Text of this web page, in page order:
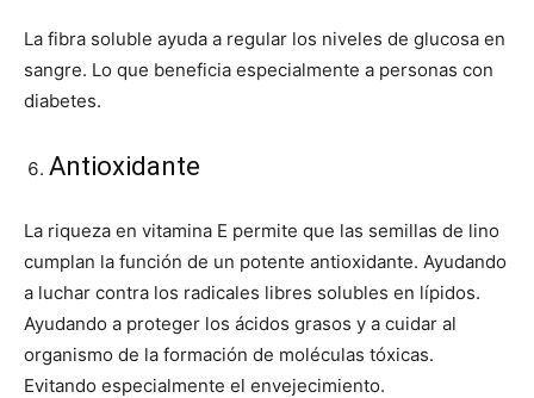
La fibra soluble ayuda a regular los niveles de glucosa en
sangre. Lo que beneficia especialmente a personas con
diabetes.
Antioxidante
La riqueza en vitamina E permite que las semillas de lino
cumplan la función de un potente antioxidante. Ayudando
a luchar contra los radicales libres solubles en lípidos.
Ayudando a proteger los ácidos grasos y a cuidar al
organismo de la formación de moléculas tóxicas.
Evitando especialmente el envejecimiento.